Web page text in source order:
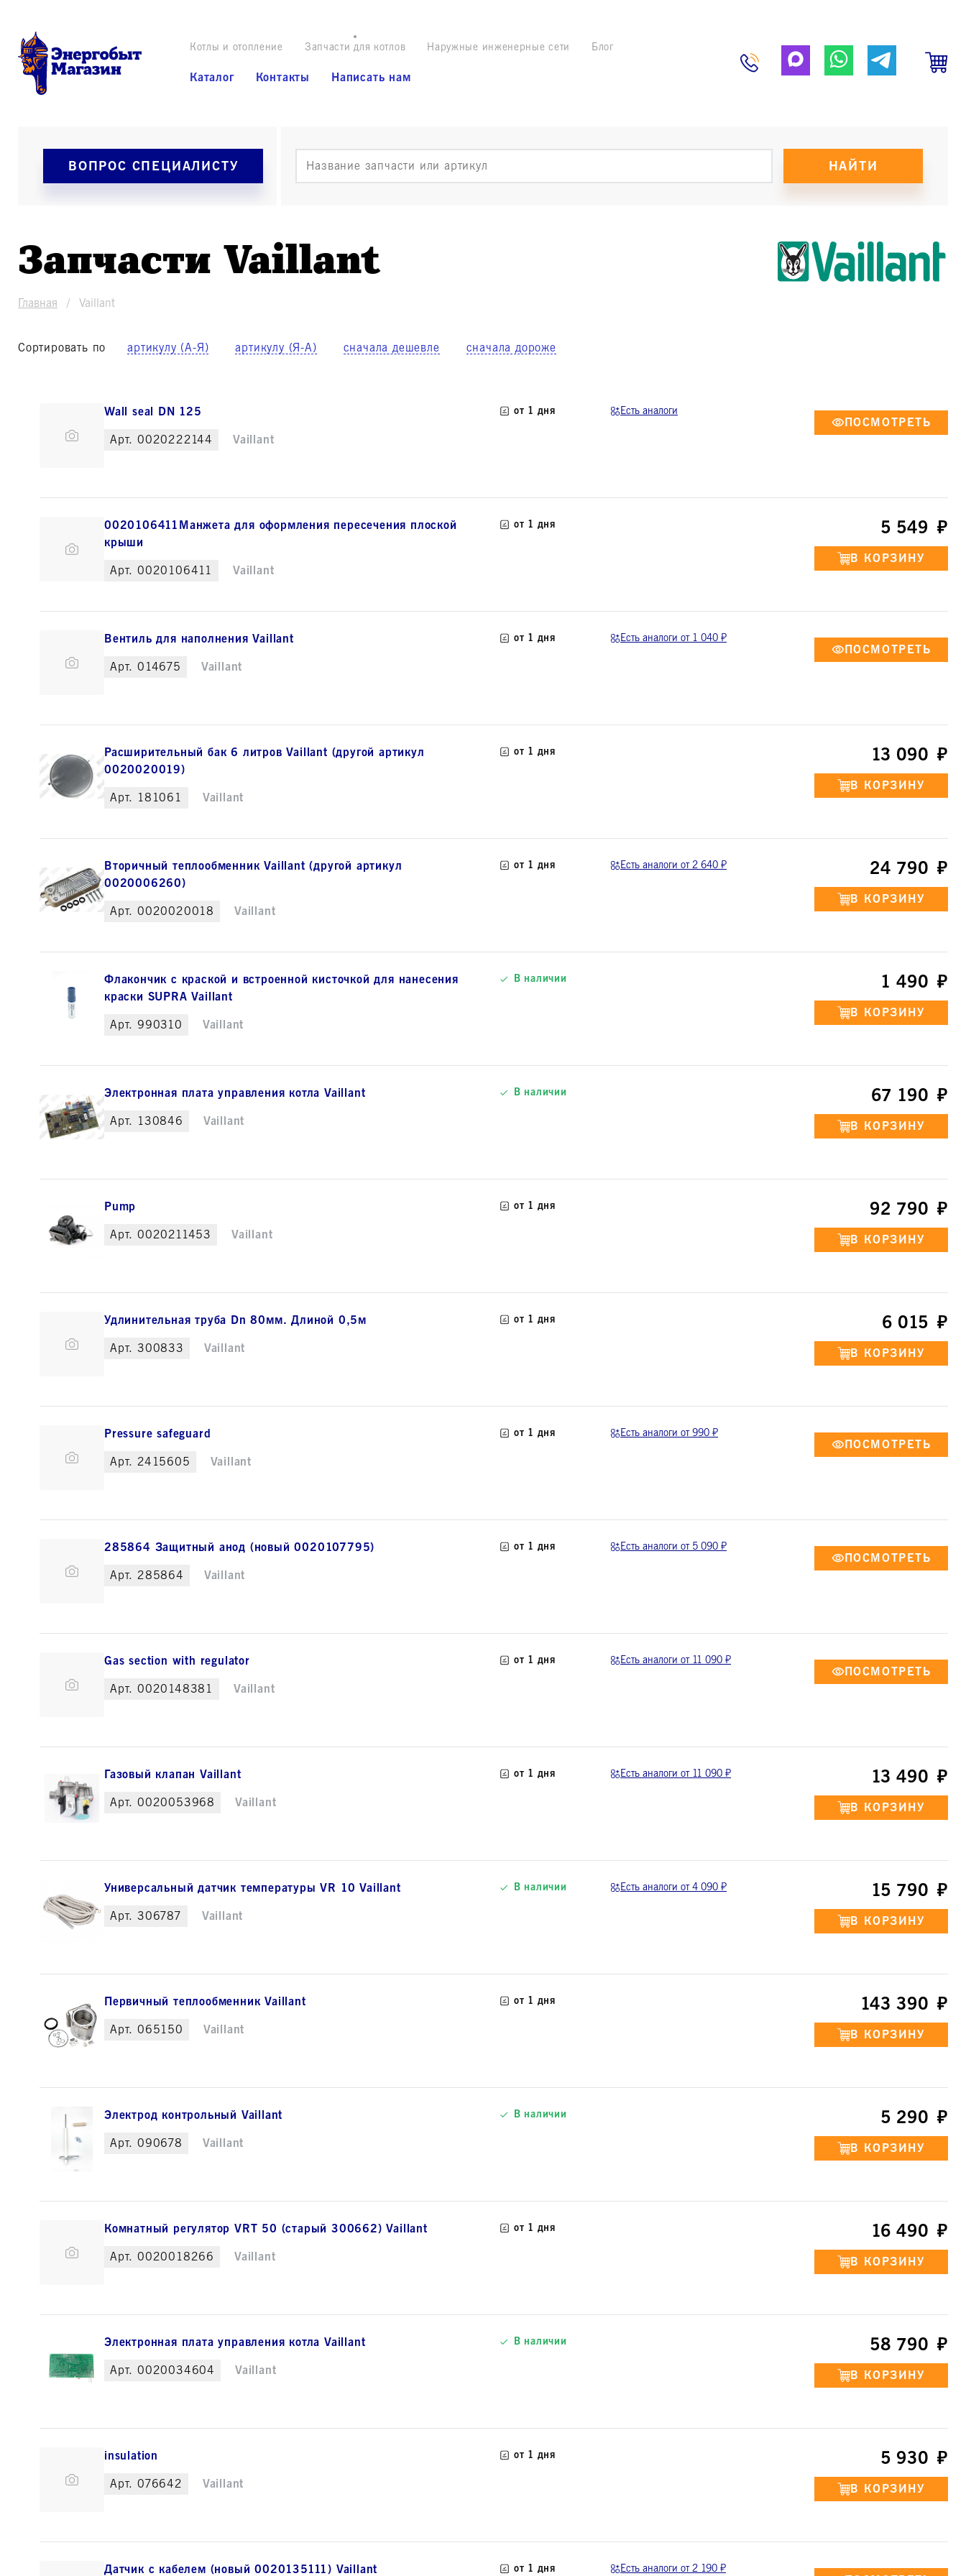
Котлы и отопление Запчасти для котлов Наружные инженерные сети Блог
Каталог Контакты Написать нам
ВОПРОС СПЕЦИАЛИСТУ НАЙТИ
Запчасти Vaillant
Главная Vaillant
Сортировать по артикулу (А-Я) артикулу (Я-А) сначала дешевле сначала дороже
Wall seal DN 125
Арт. 0020222144 Vaillant
от 1 дня Есть аналоги
0020106411Манжета для оформления пересечения плоской
крыши
Арт. 0020106411 Vaillant
от 1 дня 5 549
Вентиль для наполнения Vaillant
Арт. 014675 Vaillant
от 1 дня Есть аналоги от 1 040 ₽
Расширительный бак 6 литров Vaillant (другой артикул
0020020019)
Арт. 181061 Vaillant
от 1 дня 13 090
Вторичный теплообменник Vaillant (другой артикул
0020006260)
Арт. 0020020018 Vaillant
от 1 дня Есть аналоги от 2 640 ₽ 24 790
Флакончик с краской и встроенной кисточкой для нанесения
краски SUPRA Vaillant
Арт. 990310 Vaillant
В наличии 1 490
Электронная плата управления котла Vaillant
Арт. 130846 Vaillant
В наличии 67 190
Pump
Арт. 0020211453 Vaillant
от 1 дня 92 790
Удлинительная труба Dn 80мм. Длиной 0,5м
Арт. 300833 Vaillant
от 1 дня 6 015
Pressure safeguard
Арт. 2415605 Vaillant
от 1 дня Есть аналоги от 990 ₽
285864 Защитный анод (новый 0020107795)
Арт. 285864 Vaillant
от 1 дня Есть аналоги от 5 090 ₽
Gas section with regulator
Арт. 0020148381 Vaillant
от 1 дня Есть аналоги от 11 090 ₽
Газовый клапан Vaillant
Арт. 0020053968 Vaillant
от 1 дня Есть аналоги от 11 090 ₽ 13 490
Универсальный датчик температуры VR 10 Vaillant
Арт. 306787 Vaillant
В наличии Есть аналоги от 4 090 ₽ 15 790
Первичный теплообменник Vaillant
Арт. 065150 Vaillant
от 1 дня 143 390
Электрод контрольный Vaillant
Арт. 090678 Vaillant
В наличии 5 290
Комнатный регулятор VRT 50 (старый 300662) Vaillant
Арт. 0020018266 Vaillant
от 1 дня 16 490
Электронная плата управления котла Vaillant
Арт. 0020034604 Vaillant
В наличии 58 790
insulation
Арт. 076642 Vaillant
от 1 дня 5 930
Датчик с кабелем (новый 0020135111) Vaillant от 1 дня Есть аналоги от 2 190 ₽